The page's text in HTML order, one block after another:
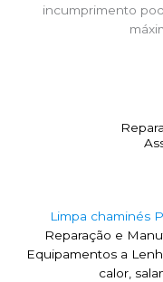
incumprimento
Limpa chaminés
Reparação e
Equipamentos a
calor,